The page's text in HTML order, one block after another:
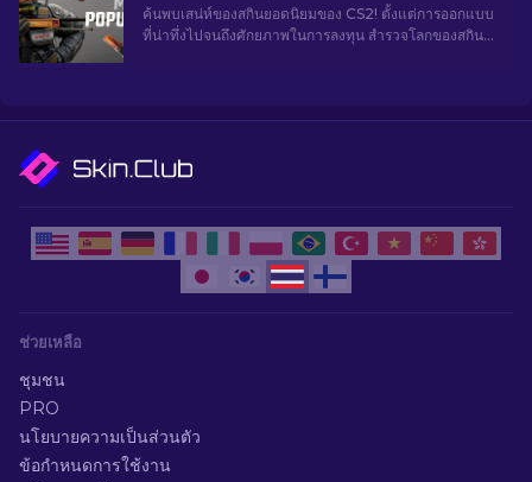
ค้นพบเสน่ห์ของสกินยอดนิยมของ CS2! ตั้งแต่การออกแบบ
ที่น่าทึ่งไปจนถึงศักยภาพในการลงทุน สำรวจโลกของสกิน
ช่วยเหลือ
ชุมชน
PRO
นโยบายความเป็นส่วนตัว
ข้อกำหนดการใช้งาน